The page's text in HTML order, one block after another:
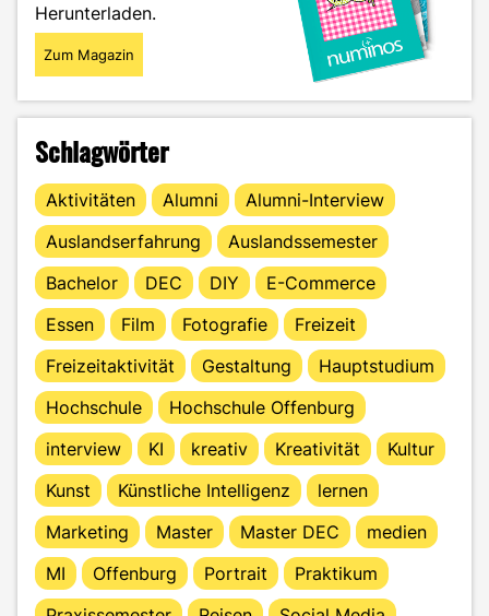
Herunterladen.
Zum Magazin
Schlagwörter
Aktivitäten Alumni
Alumni-Interview
Auslandserfahrung
Auslandssemester
Bachelor
DEC DIY
E-Commerce
Essen
Film Fotografie
Freizeit
Freizeitaktivität
Gestaltung
Hauptstudium
Hochschule
Hochschule Offenburg
interview
KI kreativ Kreativität
Kultur
Kunst
Künstliche Intelligenz
lernen
Marketing
Master Master DEC
medien
MI
Offenburg Portrait
Praktikum